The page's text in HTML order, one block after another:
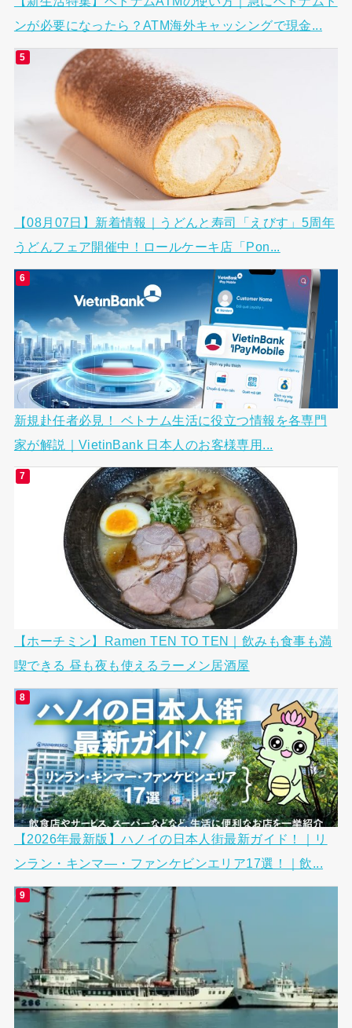
ンが必要になったら？ATM海外キャッシングで現金...
【08月07日】新着情報｜うどんと寿司「えびす」5周年
うどんフェア開催中！ロールケーキ店「Pon...
新規赴任者必見！ ベトナム生活に役立つ情報を各専門
家が解説｜VietinBank 日本人のお客様専用...
【ホーチミン】Ramen TEN TO TEN｜飲みも食事も満
喫できる 昼も夜も使えるラーメン居酒屋
【2026年最新版】ハノイの日本人街最新ガイド！｜リ
ンラン・キンマ―・ファンケビンエリア17選！｜飲...